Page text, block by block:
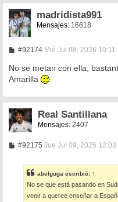
madridista991
Mensajes: 16618
#92174M
n
s
a
e
Mié Jul 08, 2026 10:11
No se metan con ella,
Amarilla
Real Santillana
Mensajes: 2407
#92175M
a
j
e
Jue Jul 09, 2026 12:03
abelguga escribió: ↑
No se que está pasando en
venir a queree enseñar a